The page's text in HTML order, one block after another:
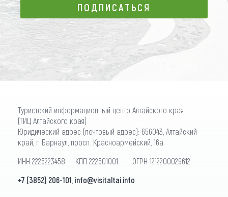
ПОДПИСАТЬСЯ
ПОДПИСАТЬСЯ
Туристский информационный центр Алтайского края
(ТИЦ Алтайского края)
Юридический адрес (почтовый адрес): 656043, Алтайский
край, г. Барнаул, просп. Красноармейский, 16а
ИНН 2225223458 КПП 222501001 ОГРН 1212200029612
+7 (3852) 206-101 info@visitaltai.info